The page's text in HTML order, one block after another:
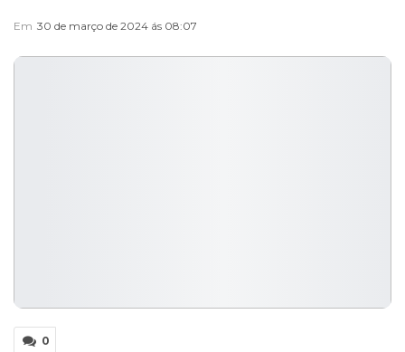
Em 30 de março de 2024 ás 08:07
0